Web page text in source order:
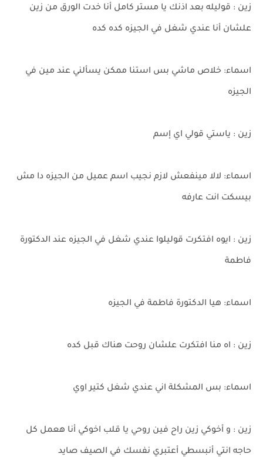
زين : قوليله بعد اذنك يا مستر كامل أنا خدت الورق من زين
علشان أنا عندي شغل في الجيزه كده كده
اسماء: خلاص ماشي بس استنا ممكن يسألني عند مين في
الجيزه
زين : ياستي قولي اي إسم
اسماء: لالا مينفعش لازم نجيب اسم عميل من الجيزه دا مش
بيسكت انت عارفه
زين : ايوه افتكرت قوليلوا عندي شغل في الجيزه عند الدكتورة
فاطمة
اسماء: هيا الدكتورة فاطمة في الجيزه
زين : اه منا افتكرت علشان روحت هناك قبل كده
اسماء: بس المشكلة اني عندي شغل كتير اوي
زين : و أخوكي زين راح فين روحي يا قلب اخوكي أنا هعمل كل
حاجه انتي أنبسطي أعتبري نفسك في الصيف صايد